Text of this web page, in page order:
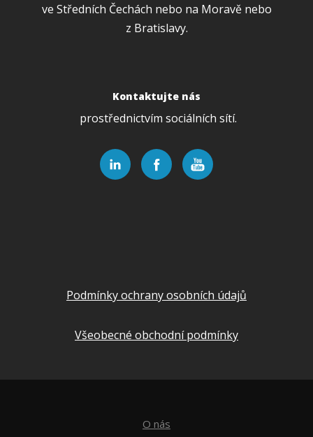
ve Středních Čechách nebo na Moravě nebo
z Bratislavy.
Kontaktujte nás
prostřednictvím sociálních sítí.
Podmínky ochrany osobních údajů
Všeobecné obchodní podmínky
O nás